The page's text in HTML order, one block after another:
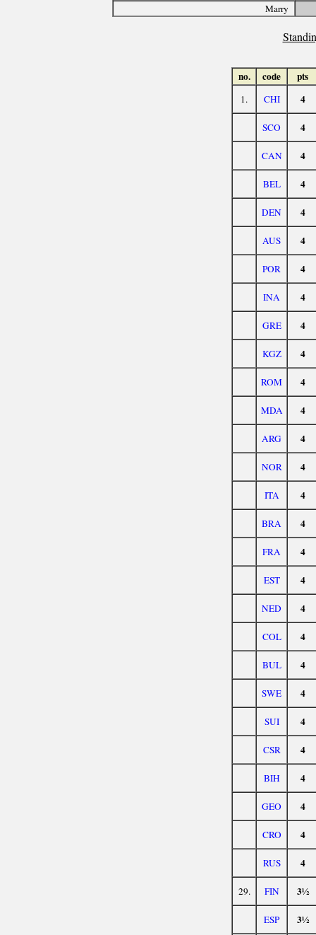
Marry
no. code pts
1. CHI 4
SCO 4
CAN 4
BEL 4
DEN 4
AUS 4
POR 4
INA 4
GRE 4
KGZ 4
ROM 4
MDA 4
ARG 4
NOR 4
ITA 4
BRA 4
FRA 4
EST 4
NED 4
COL 4
BUL 4
SWE 4
SUI 4
CSR 4
BIH 4
GEO 4
CRO 4
RUS 4
29. FIN 3½
ESP 3½